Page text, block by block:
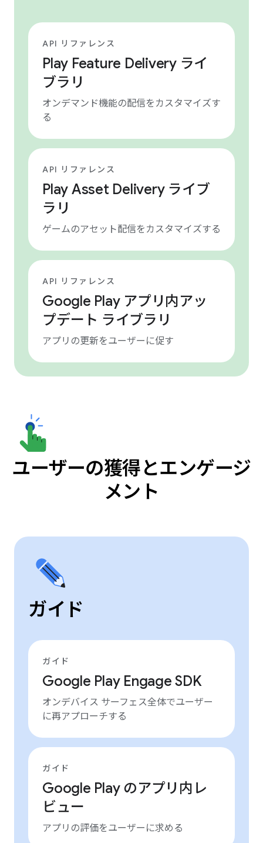
API リファレンス
Play Feature Delivery ライ
ブラリ
オンデマンド機能の配信をカスタマイズす
る
API リファレンス
Play Asset Delivery ライブ
ラリ
ゲームのアセット配信をカスタマイズする
API リファレンス
Google Play アプリ内アッ
プデート ライブラリ
アプリの更新をユーザーに促す
ユーザーの獲得とエンゲージ
メント
ガイド
ガイド
Google Play Engage SDK
オンデバイス サーフェス全体でユーザー
に再アプローチする
ガイド
Google Play のアプリ内レ
ビュー
アプリの評価をユーザーに求める